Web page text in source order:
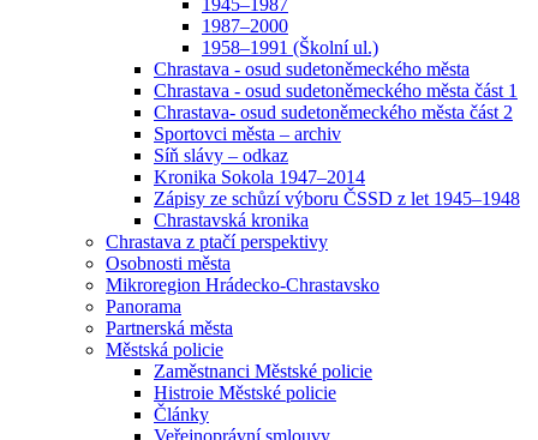
1945–1987
1987–2000
1958–1991 (Školní ul.)
Chrastava - osud sudetoněmeckého města
Chrastava - osud sudetoněmeckého města část 1
Chrastava- osud sudetoněmeckého města část 2
Sportovci města – archiv
Síň slávy – odkaz
Kronika Sokola 1947–2014
Zápisy ze schůzí výboru ČSSD z let 1945–1948
Chrastavská kronika
Chrastava z ptačí perspektivy
Osobnosti města
Mikroregion Hrádecko-Chrastavsko
Panorama
Partnerská města
Městská policie
Zaměstnanci Městské policie
Histroie Městské policie
Články
Veřejnoprávní smlouvy